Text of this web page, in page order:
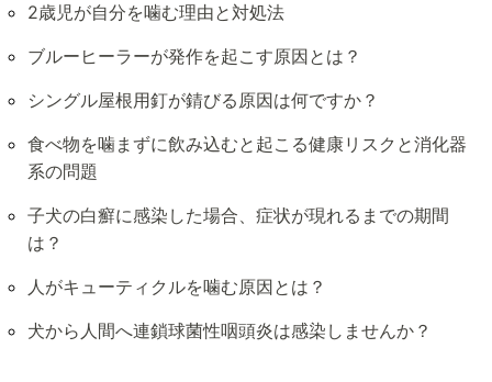
2歳児が自分を噛む理由と対処法
ブルーヒーラーが発作を起こす原因とは？
シングル屋根用釘が錆びる原因は何ですか？
食べ物を噛まずに飲み込むと起こる健康リスクと消化器
系の問題
子犬の白癬に感染した場合、症状が現れるまでの期間
は？
人がキューティクルを噛む原因とは？
犬から人間へ連鎖球菌性咽頭炎は感染しませんか？